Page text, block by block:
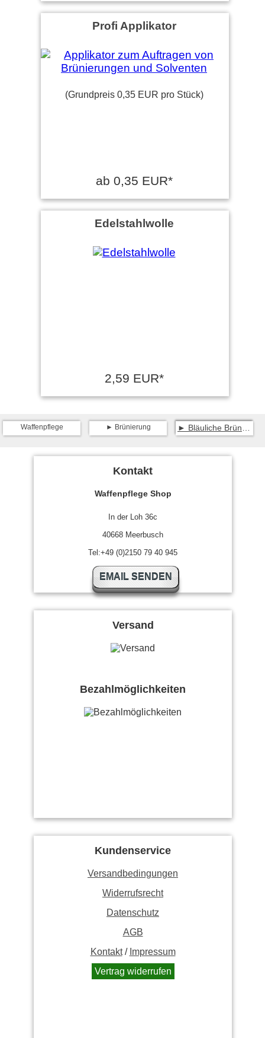
Profi Applikator
(Grundpreis 0,35 EUR pro Stück)
ab 0,35 EUR*
Edelstahlwolle
2,59 EUR*
Waffenpflege Brünierung Bläuliche Brünierung
Kontakt
Waffenpflege Shop
In der Loh 36c
40668 Meerbusch
Tel:+49 (0)2150 79 40 945
EMAIL SENDEN
Versand
Bezahlmöglichkeiten
Kundenservice
Versandbedingungen
Widerrufsrecht
Datenschutz
AGB
Kontakt/ Impressum
Vertrag widerrufen